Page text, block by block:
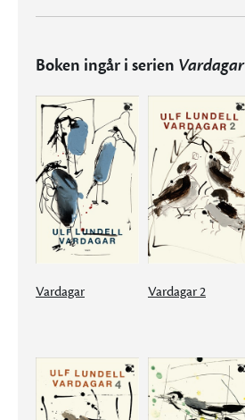
Boken ingår i serien Vardagar
Vardagar Vardagar 2